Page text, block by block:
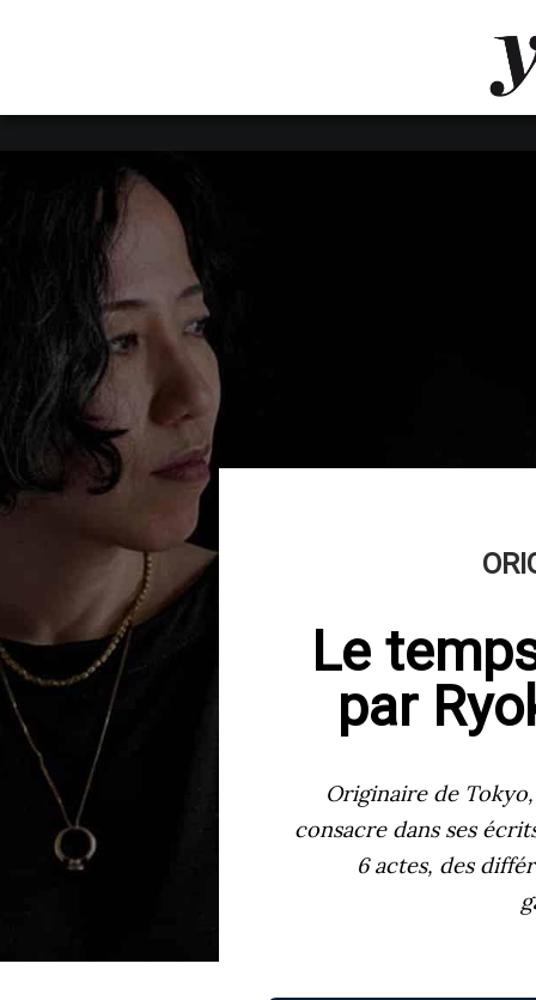
Le
par
Originaire de
consacre dans ses
6 actes, des